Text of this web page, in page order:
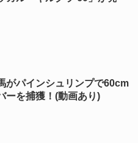
がパインシュリンプで60cm
ーを捕獲！(動画あり)